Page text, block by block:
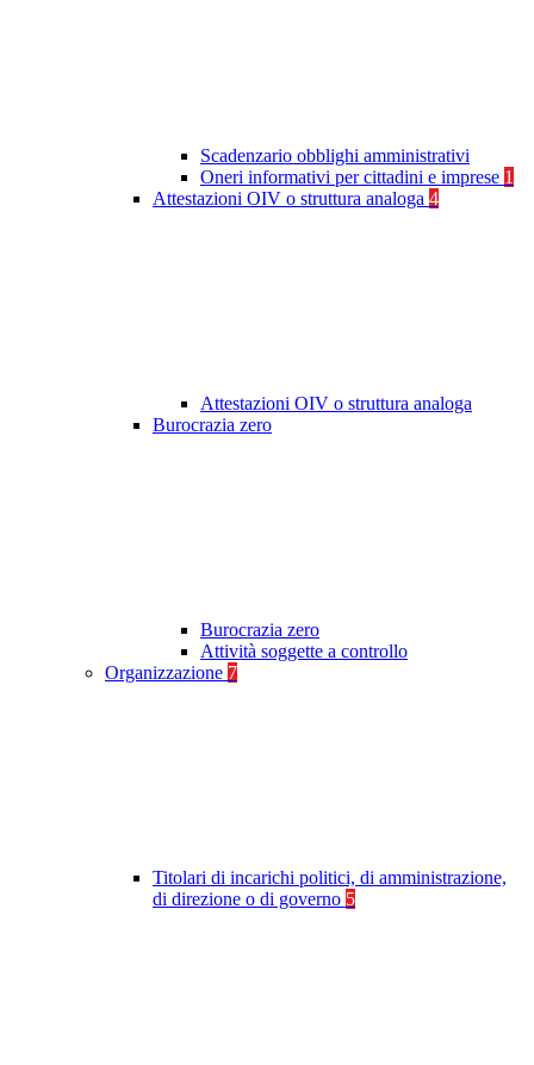
Scadenzario obblighi amministrativi
Oneri informativi per cittadini e imprese 1
Attestazioni OIV o struttura analoga 4
Attestazioni OIV o struttura analoga
Burocrazia zero
Burocrazia zero
Attività soggette a controllo
Organizzazione 7
Titolari di incarichi politici, di amministrazione,
di direzione o di governo 5